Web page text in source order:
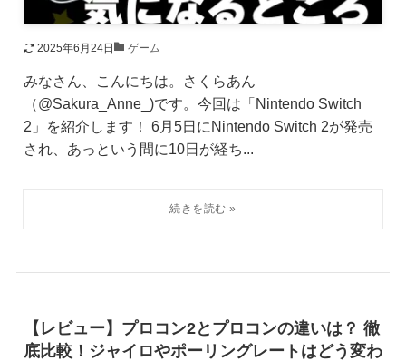
2025年6月24日 ゲーム
みなさん、こんにちは。さくらあん
（@Sakura_Anne_)です。今回は「Nintendo Switch
2」を紹介します！ 6月5日にNintendo Switch 2が発売
され、あっという間に10日が経ち...
【レビュー】プロコン2とプロコンの違いは？ 徹
底比較！ジャイロやポーリングレートはどう変わ